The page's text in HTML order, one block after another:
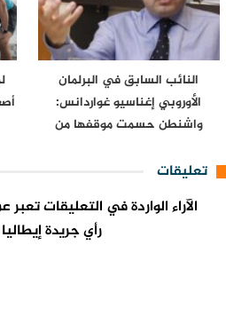
النائب السابق في البرلمان
الأوروبي إغناسيو غواردانس:
واشنطن حسمت موقفها من
تعليقات
الآراء الواردة في التعليقات
رأي جريدة